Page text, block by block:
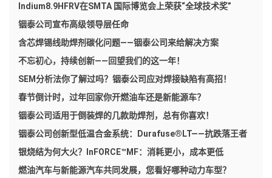
Indium8.9HFRV在SMTA 国际博览会上荣获“全球技术奖”
铟泰公司宣布高级领导层任命
含芯焊锡线助焊剂碳化问题——铟泰公司来给解决方案
不忘初心，持续创新——回望我们的这一年！
SEM分析法你了解过吗？铟泰公司应对焊接缺陷有高招！
春节倒计时，过年回家你开燃油车还是新能源车？
铟泰公司适用于倒装焊的几款助焊剂，总有你喜欢！
铟泰公司创新型低温合金系统：Durafuse®LT——抗跌落王者
银烧结为何大火？InFORCE™MF：消耗更小，成本更低
燃油汽车与新能源汽车共同发展，您看好哪种动力车型？